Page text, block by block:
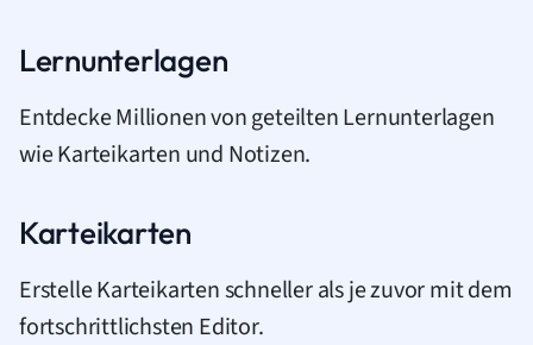
Lernunterlagen
Entdecke Millionen von geteilten Lernunterlagen
wie Karteikarten und Notizen.
Karteikarten
Erstelle Karteikarten schneller als je zuvor mit dem
fortschrittlichsten Editor.